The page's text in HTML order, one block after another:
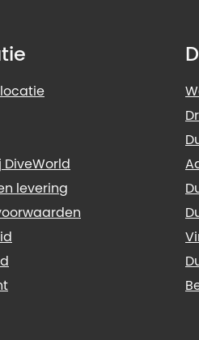
DiveWorld
levering